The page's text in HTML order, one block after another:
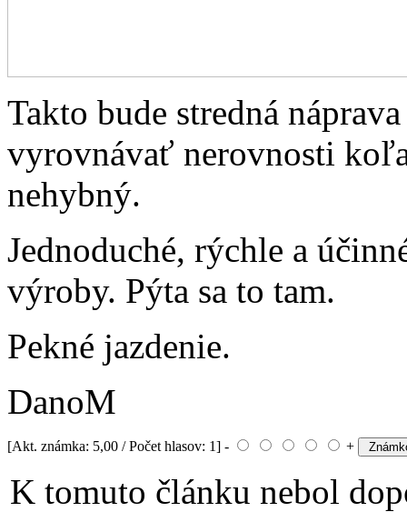
Takto bude stredná
vyrovnávať nerovnosti
nehybný.
Jednoduché, rýchle a
výroby. Pýta sa to tam.
Pekné jazdenie.
DanoM
[Akt. známka: 5,00 / Počet hlasov: 1] - +
K tomuto článku nebol